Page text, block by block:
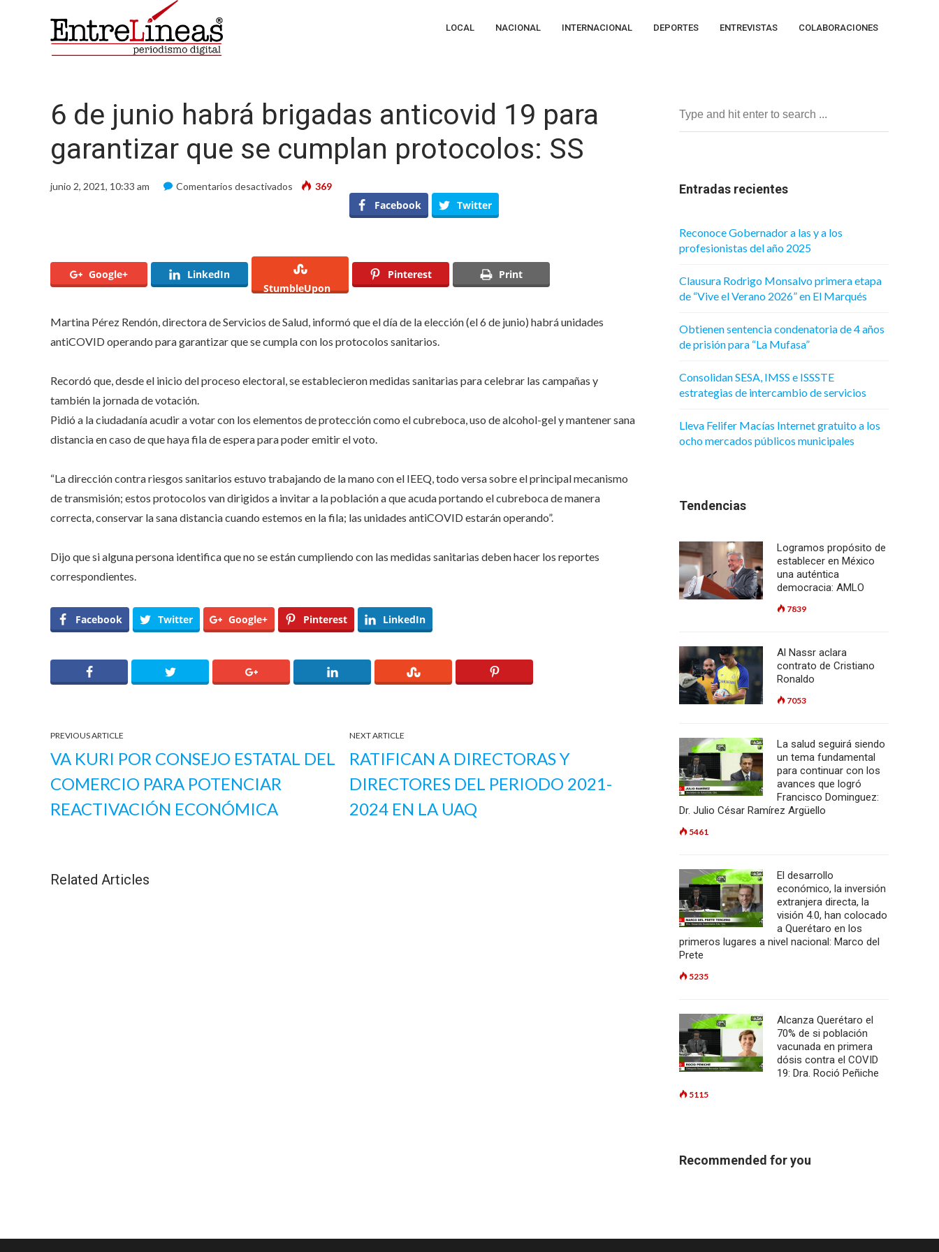
LOCAL NACIONAL INTERNACIONAL DEPORTES ENTREVISTAS COLABORACIONES
6 de junio habrá brigadas anticovid 19 para
garantizar que se cumplan protocolos: SS
junio 2, 2021, 10:33 am Comentarios desactivados en
anticovid
19
garantizar
se
cumplan
protocolos:
369
Facebook Twitter
Google+
LinkedIn
StumbleUpon
Pinterest Print
Martina Pérez Rendón, directora de Servicios de Salud, informó que el día de la elección (el 6 de junio) habrá unidades
antiCOVID operando para garantizar que se cumpla con los protocolos sanitarios.
Recordó que, desde el inicio del proceso electoral, se establecieron medidas sanitarias para celebrar las campañas y
también la jornada de votación.
Pidió a la ciudadanía acudir a votar con los elementos de protección como el cubreboca, uso de alcohol-gel y mantener sana
distancia en caso de que haya fila de espera para poder emitir el voto.
“La dirección contra riesgos sanitarios estuvo trabajando de la mano con el IEEQ, todo versa sobre el principal mecanismo
de transmisión; estos protocolos van dirigidos a invitar a la población a que acuda portando el cubreboca de manera
correcta, conservar la sana distancia cuando estemos en la fila; las unidades antiCOVID estarán operando”.
Dijo que si alguna persona identifica que no se están cumpliendo con las medidas sanitarias deben hacer los reportes
correspondientes.
Facebook Twitter Google+ Pinterest LinkedIn
PREVIOUS ARTICLE
VA KURI POR CONSEJO ESTATAL DEL
COMERCIO PARA POTENCIAR
REACTIVACIÓN ECONÓMICA
NEXT ARTICLE
RATIFICAN A DIRECTORAS Y
DIRECTORES DEL PERIODO 2021-
2024 EN LA UAQ
Related Articles
Entradas recientes
Reconoce Gobernador a las y a los
profesionistas del año 2025
Clausura Rodrigo Monsalvo primera etapa
de “Vive el Verano 2026” en El Marqués
Obtienen sentencia condenatoria de 4 años
de prisión para “La Mufasa”
Consolidan SESA, IMSS e ISSSTE
estrategias de intercambio de servicios
Lleva Felifer Macías Internet gratuito a los
ocho mercados públicos municipales
Tendencias
Logramos propósito de
establecer en México
una auténtica
democracia: AMLO
7839
Al Nassr aclara
contrato de Cristiano
Ronaldo
7053
La salud seguirá siendo
un tema fundamental
para continuar con los
avances que logró
Francisco Dominguez:
Dr. Julio César Ramírez Argüello
5461
El desarrollo
económico, la inversión
extranjera directa, la
visión 4.0, han colocado
a Querétaro en los
primeros lugares a nivel nacional: Marco del
Prete
5235
Alcanza Querétaro el
70% de si población
vacunada en primera
dósis contra el COVID
19: Dra. Roció Peñiche
5115
Recommended for you